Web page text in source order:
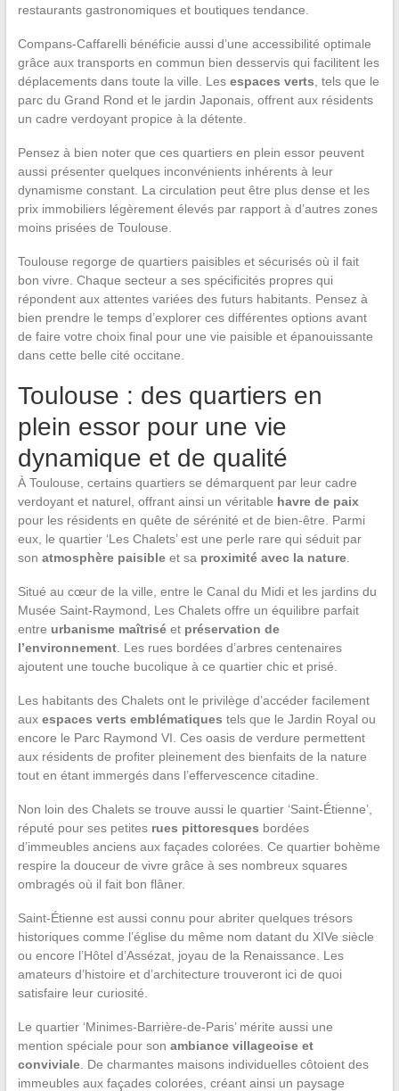
restaurants gastronomiques et boutiques tendance.
Compans-Caffarelli bénéficie aussi d’une accessibilité optimale
grâce aux transports en commun bien desservis qui facilitent les
déplacements dans toute la ville. Les espaces verts , tels que le
parc du Grand Rond et le jardin Japonais, offrent aux résidents
un cadre verdoyant propice à la détente.
Pensez à bien noter que ces quartiers en plein essor peuvent
aussi présenter quelques inconvénients inhérents à leur
dynamisme constant. La circulation peut être plus dense et les
prix immobiliers légèrement élevés par rapport à d’autres zones
moins prisées de Toulouse.
Toulouse regorge de quartiers paisibles et sécurisés où il fait
bon vivre. Chaque secteur a ses spécificités propres qui
répondent aux attentes variées des futurs habitants. Pensez à
bien prendre le temps d’explorer ces différentes options avant
de faire votre choix final pour une vie paisible et épanouissante
dans cette belle cité occitane.
Toulouse : des quartiers en
plein essor pour une vie
dynamique et de qualité
À Toulouse, certains quartiers se démarquent par leur cadre
verdoyant et naturel, offrant ainsi un véritable havre de paix
pour les résidents en quête de sérénité et de bien-être. Parmi
eux, le quartier ‘Les Chalets’ est une perle rare qui séduit par
son atmosphère paisibleet sa proximité avec la nature.
Situé au cœur de la ville, entre le Canal du Midi et les jardins du
Musée Saint-Raymond, Les Chalets offre un équilibre parfait
entre urbanisme maîtriséet préservation de
l’environnement. Les rues bordées d’arbres centenaires
ajoutent une touche bucolique à ce quartier chic et prisé.
Les habitants des Chalets ont le privilège d’accéder facilement
aux espaces verts emblématiques tels que le Jardin Royal ou
encore le Parc Raymond VI. Ces oasis de verdure permettent
aux résidents de profiter pleinement des bienfaits de la nature
tout en étant immergés dans l’effervescence citadine.
Non loin des Chalets se trouve aussi le quartier ‘Saint-Étienne’,
réputé pour ses petites rues pittoresques bordées
d’immeubles anciens aux façades colorées. Ce quartier bohème
respire la douceur de vivre grâce à ses nombreux squares
ombragés où il fait bon flâner.
Saint-Étienne est aussi connu pour abriter quelques trésors
historiques comme l’église du même nom datant du XIVe siècle
ou encore l’Hôtel d’Assézat, joyau de la Renaissance. Les
amateurs d’histoire et d’architecture trouveront ici de quoi
satisfaire leur curiosité.
Le quartier ‘Minimes-Barrière-de-Paris’ mérite aussi une
mention spéciale pour son ambiance villageoise et
conviviale. De charmantes maisons individuelles côtoient des
immeubles aux façades colorées, créant ainsi un paysage